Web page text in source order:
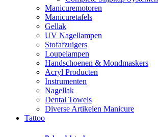
Manicuremotoren
Manicuretafels
Gellak
UV Nagellampen
Stofafzuigers
Loupelampen
Handschoenen & Mondmaskers
Acryl Producten
Instrumenten
Nagellak
Dental Towels
Diverse Artikelen Manicure
Tattoo